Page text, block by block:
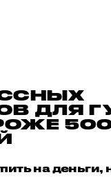
ДЛЯ
на деньги,